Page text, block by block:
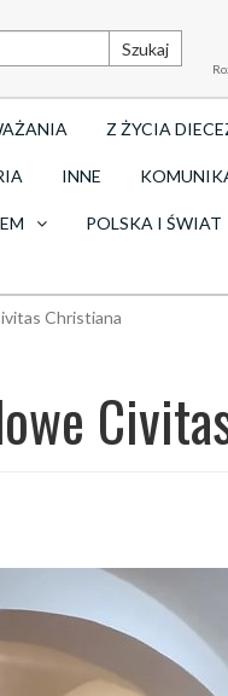
Szukaj
Z ŻYCIA
INNE
POLSKA I ŚWIAT
Christiana